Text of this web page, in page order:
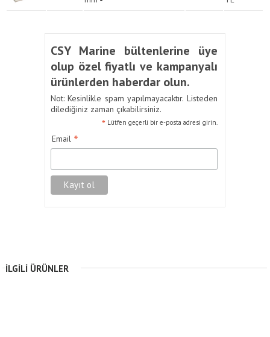
CSY Marine bültenlerine üye
olup özel fiyatlı ve kampanyalı
ürünlerden haberdar olun.
Not: Kesinlikle spam yapılmayacaktır. Listeden
dilediğiniz zaman çıkabilirsiniz.
* Lütfen geçerli bir e-posta adresi girin.
Email *
İLGILI ÜRÜNLER